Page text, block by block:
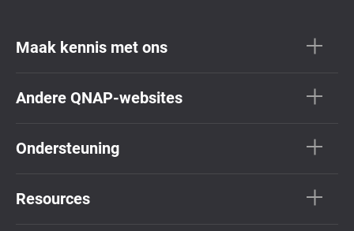
Maak kennis met ons
Andere QNAP-websites
Ondersteuning
Resources